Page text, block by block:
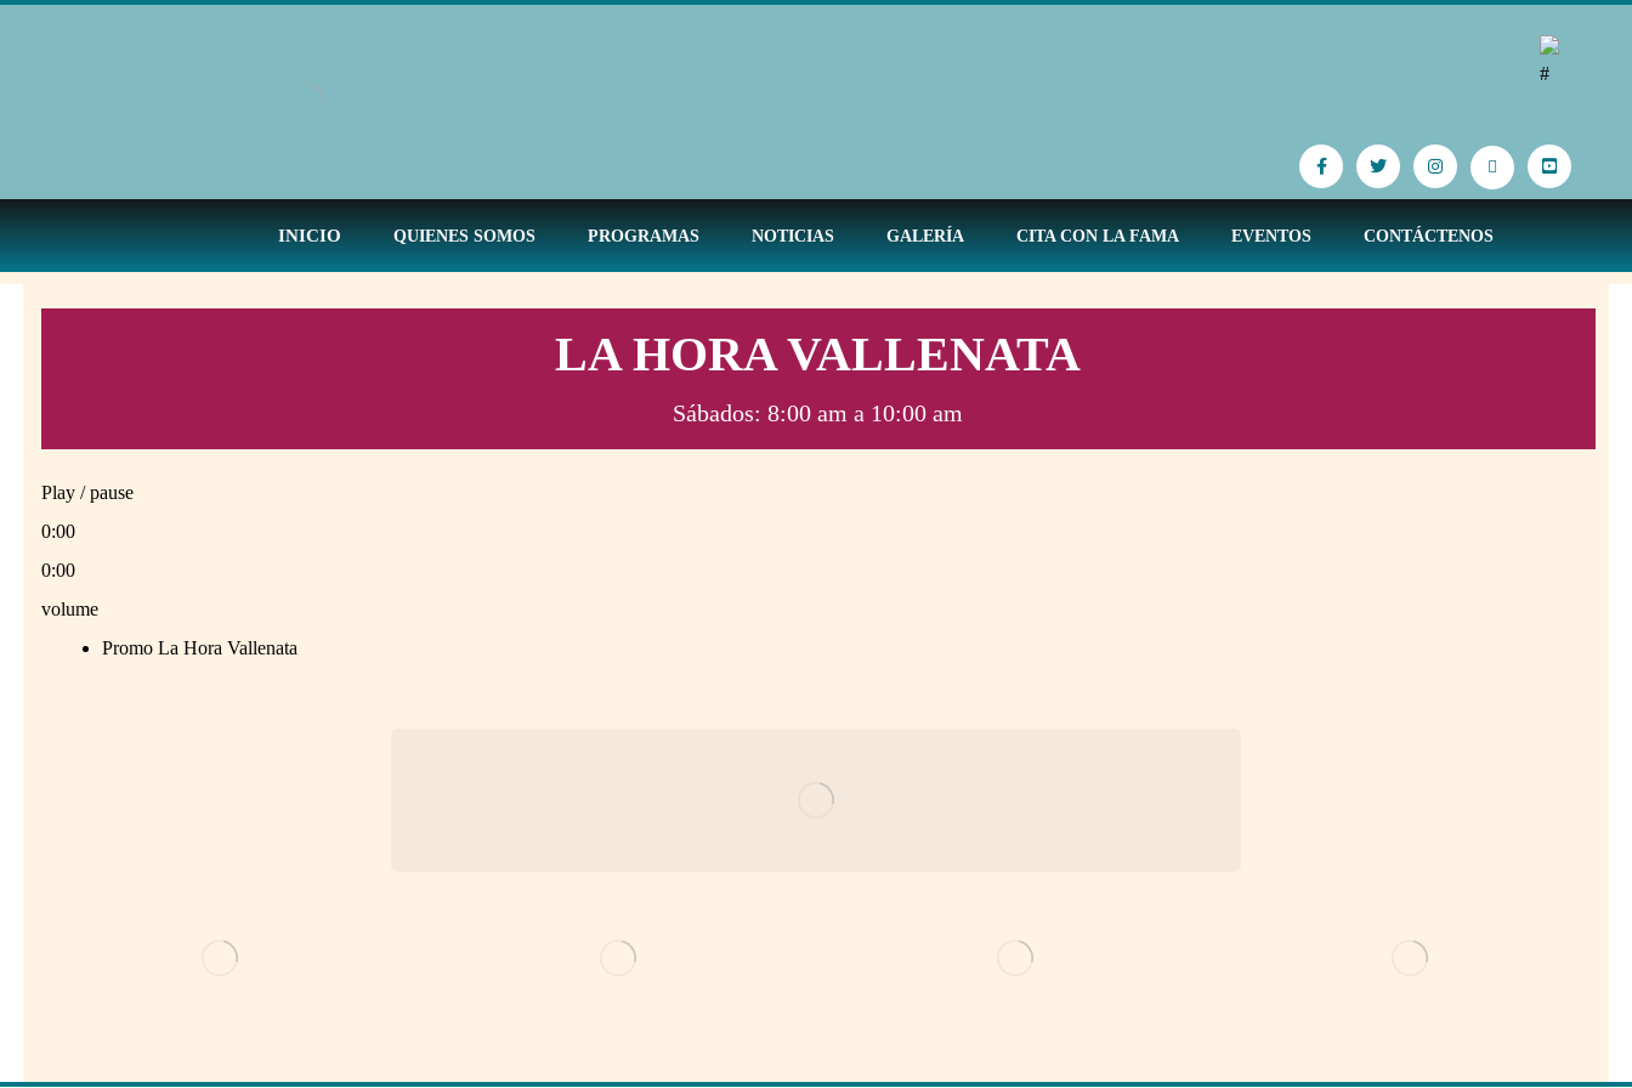
INICIO QUIENES SOMOS PROGRAMAS NOTICIAS GALERÍA CITA CON LA FAMA EVENTOS CONTÁCTENOS
LA HORA VALLENATA
Sábados: 8:00 am a 10:00 am
Play / pause
0:00
0:00
volume
Promo La Hora Vallenata